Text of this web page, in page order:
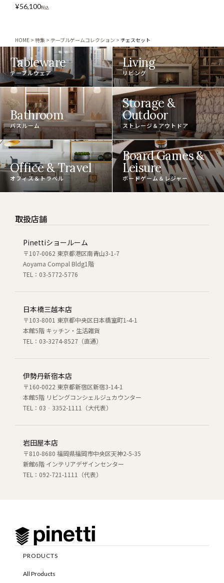
¥56,100税込
HOME 特集 テーブルゲームコレクション チェスセット
Tableware
テーブルウェア
Living
リビング
Bathroom
バスルーム
Storage &
Outdoor
ストレージ＆アウトドア
Office & Travel
オフィス＆トラベル
Board Games &
Leisure
ボードゲーム＆レジャー
取扱店舗
Pinettiショールーム
〒107-0062 東京都港区南青山3-1-7
Aoyama Compal Bldg1階
TEL：03-5772-5776
日本橋三越本店
〒103-8001 東京都中央区日本橋室町1-4-1
本館5階 キッチン・生活雑貨
TEL：03-3274-8527（直通）
伊勢丹新宿本店
〒160-0022 東京都新宿区新宿3-14-1
本館5階 リビングコンシェルジュカウンター
TEL：03‐3352-1111（大代表）
岩田屋本店
〒810-8680 福岡県福岡市中央区天神2-5-35
新館6階 インテリアデザインセンター
TEL：092-721-1111（代表）
PRODUCTS
All Products